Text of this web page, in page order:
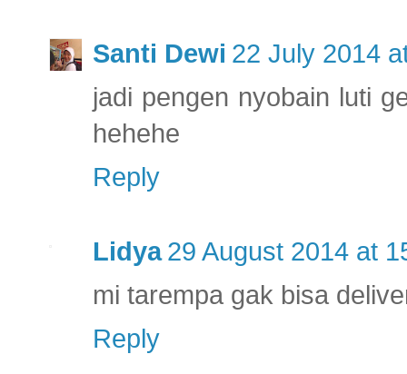
Santi Dewi 22 July 2014
jadi pengen nyobain luti
hehehe
Reply
Lidya 29 August 2014 at
mi tarempa gak bisa
Reply